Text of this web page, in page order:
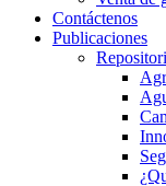
Contáctenos
Publicaciones